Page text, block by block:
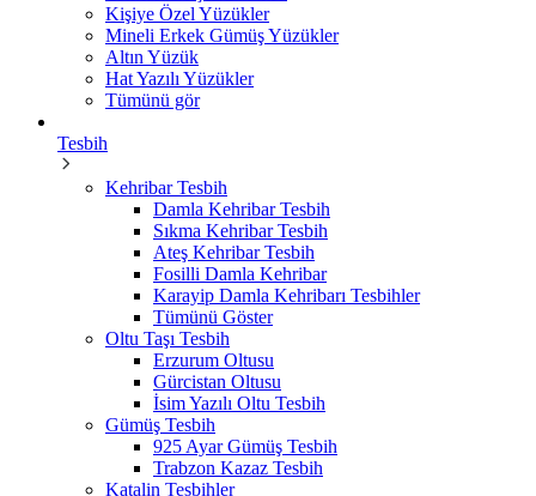
Kişiye Özel Yüzükler
Mineli Erkek Gümüş Yüzükler
Altın Yüzük
Hat Yazılı Yüzükler
Tümünü gör
Tesbih
Kehribar Tesbih
Damla Kehribar Tesbih
Sıkma Kehribar Tesbih
Ateş Kehribar Tesbih
Fosilli Damla Kehribar
Karayip Damla Kehribarı Tesbihler
Tümünü Göster
Oltu Taşı Tesbih
Erzurum Oltusu
Gürcistan Oltusu
İsim Yazılı Oltu Tesbih
Gümüş Tesbih
925 Ayar Gümüş Tesbih
Trabzon Kazaz Tesbih
Katalin Tesbihler